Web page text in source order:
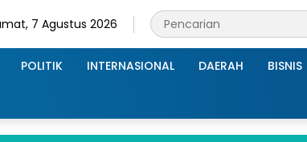
7 Agustus 2026
POLITIK INTERNASIONAL DAERAH BISNIS